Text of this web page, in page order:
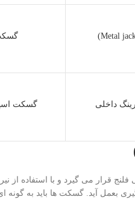
داخلی
گسکت
فلنج قرار می گیرد و با استفاده
بعمل آید. گسکت ها باید به گونه